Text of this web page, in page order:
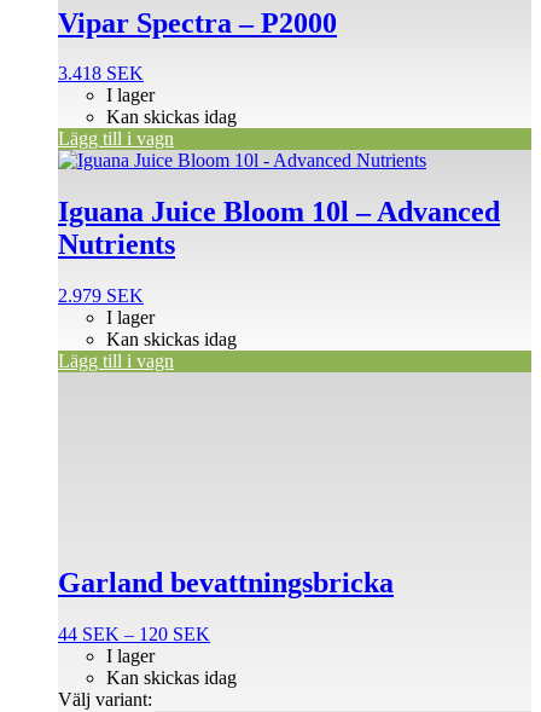
Vipar Spectra – P2000
3.418 SEK
I lager
Kan skickas idag
Lägg till i vagn
Iguana Juice Bloom 10l – Advanced
Nutrients
2.979 SEK
I lager
Kan skickas idag
Lägg till i vagn
Garland bevattningsbricka
44 SEK – 120 SEK
till
I lager
Kan skickas idag
Välj variant:
kan
väljas
produktsidan